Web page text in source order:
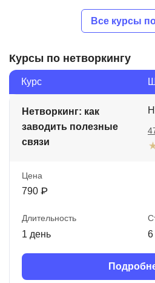
Все курсы
Курсы по нетворкингу
Курс
Нетворкинг: как
заводить полезные
связи
Цена
790 ₽
Длительность
1 день 6